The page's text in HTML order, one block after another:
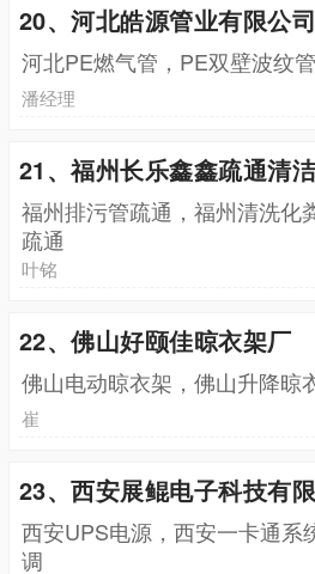
20、河北皓源管业有限公
河北PE燃气管，PE双壁波纹
潘经理
21、福州长乐鑫鑫疏通清
福州排污管疏通，福州清洗化
疏通
叶铭
22、佛山好颐佳晾衣架厂
佛山电动晾衣架，佛山升降晾
崔
23、西安展鲲电子科技有
西安UPS电源，西安一卡通系
调